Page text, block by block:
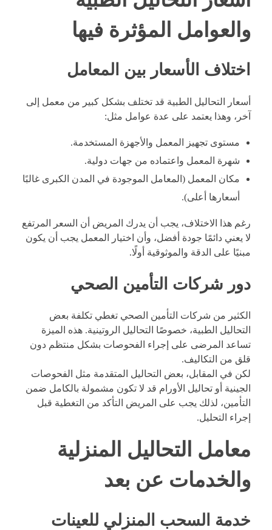
والعوامل المؤثرة فيها
اختلاف الأسعار بين المعامل
أسعار التحاليل الطبية قد تختلف بشكل كبير من معمل إلى
آخر، وهذا يعتمد على عدة عوامل مثل:
مستوى تجهيز المعمل والأجهزة المستخدمة.
شهرة المعمل واعتماده من جهات دولية.
مكان المعمل (المعامل الموجودة في المدن الكبرى غالبًا
أسعارها أعلى).
رغم هذا الاختلاف، يجب أن يدرك المريض أن السعر المرتفع
لا يعني دائمًا جودة أفضل، وأن اختيار المعمل يجب أن يكون
مبنيًا على الدقة والموثوقية أولًا.
دور شركات التأمين الصحي
الكثير من شركات التأمين الصحي تغطي تكلفة بعض
التحاليل الطبية، خصوصًا التحاليل الروتينية. هذه الميزة
تساعد المرضى على إجراء الفحوصات بشكل منتظم دون
قلق من التكاليف.
لكن في المقابل، بعض التحاليل المتقدمة مثل الفحوصات
الجينية أو تحاليل الأورام قد لا تكون مشمولة بالكامل ضمن
التأمين، لذلك يجب على المريض التأكد من التغطية قبل
إجراء التحليل.
معامل التحاليل المنزلية
والخدمات عن بعد
خدمة السحب المنزلي للعينات